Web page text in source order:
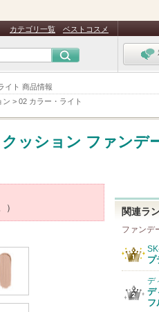
イト 商品情報
ン > 02 カラー・ライト
カテゴリ一覧 ベストコスメ
ッション ファンデ
関連ラ
ファンデ
SK-
プ
デ
デ
フ